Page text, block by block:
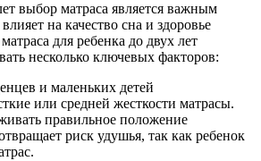
выбор матраса является важным
на качество сна и здоровье
для ребенка до двух лет
несколько ключевых факторов:
и маленьких детей
или средней жесткости матрасы.
правильное положение
риск удушья, так как ребенок